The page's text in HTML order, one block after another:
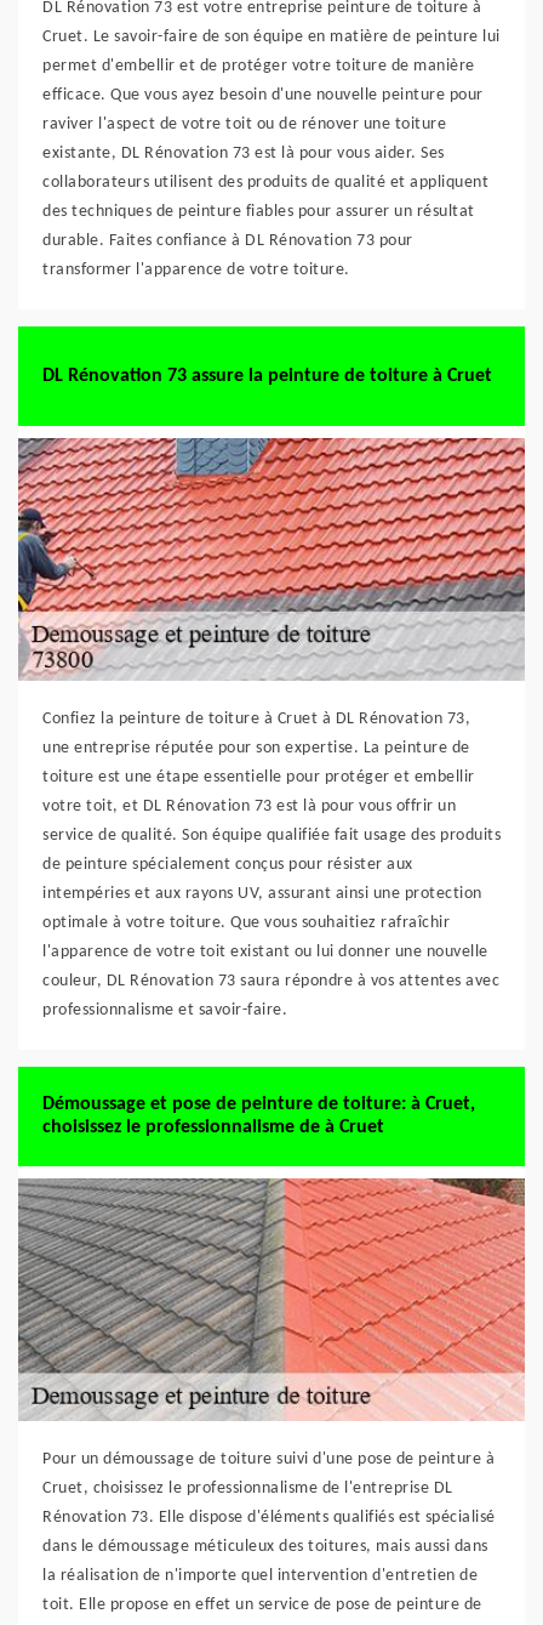
DL Rénovation 73 est votre entreprise peinture de toiture à
Cruet. Le savoir-faire de son équipe en matière de peinture lui
permet d'embellir et de protéger votre toiture de manière
efficace. Que vous ayez besoin d'une nouvelle peinture pour
raviver l'aspect de votre toit ou de rénover une toiture
existante, DL Rénovation 73 est là pour vous aider. Ses
collaborateurs utilisent des produits de qualité et appliquent
des techniques de peinture fiables pour assurer un résultat
durable. Faites confiance à DL Rénovation 73 pour
transformer l'apparence de votre toiture.
DL Rénovation 73 assure la peinture de toiture à Cruet
Confiez la peinture de toiture à Cruet à DL Rénovation 73,
une entreprise réputée pour son expertise. La peinture de
toiture est une étape essentielle pour protéger et embellir
votre toit, et DL Rénovation 73 est là pour vous offrir un
service de qualité. Son équipe qualifiée fait usage des produits
de peinture spécialement conçus pour résister aux
intempéries et aux rayons UV, assurant ainsi une protection
optimale à votre toiture. Que vous souhaitiez rafraîchir
l'apparence de votre toit existant ou lui donner une nouvelle
couleur, DL Rénovation 73 saura répondre à vos attentes avec
professionnalisme et savoir-faire.
Démoussage et pose de peinture de toiture: à Cruet,
choisissez le professionnalisme de à Cruet
Pour un démoussage de toiture suivi d'une pose de peinture à
Cruet, choisissez le professionnalisme de l'entreprise DL
Rénovation 73. Elle dispose d'éléments qualifiés est spécialisé
dans le démoussage méticuleux des toitures, mais aussi dans
la réalisation de n'importe quel intervention d'entretien de
toit. Elle propose en effet un service de pose de peinture de